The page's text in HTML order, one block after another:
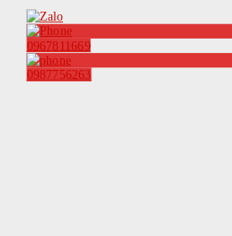
0967811669
0987756263